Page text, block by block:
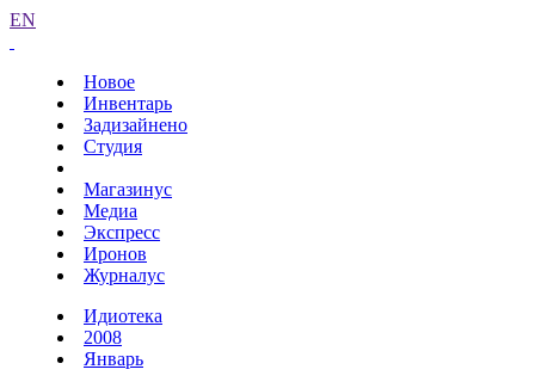
EN
Новое
Инвентарь
Задизайнено
Студия
Магазинус
Медиа
Экспресс
Иронов
Журналус
Идиотека
2008
Январь